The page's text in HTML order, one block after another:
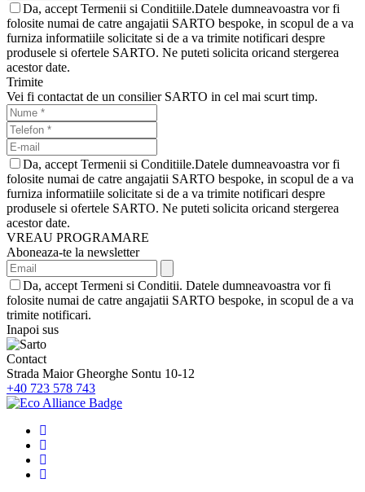
Da, accept Termenii si Conditiile.Datele dumneavoastra vor fi
folosite numai de catre angajatii SARTO bespoke, in scopul de a va
furniza informatiile solicitate si de a va trimite notificari despre
produsele si ofertele SARTO. Ne puteti solicita oricand stergerea
acestor date.
Trimite
Vei fi contactat de un consilier SARTO in cel mai scurt timp.
Da, accept Termenii si Conditiile.Datele dumneavoastra vor fi
folosite numai de catre angajatii SARTO bespoke, in scopul de a va
furniza informatiile solicitate si de a va trimite notificari despre
produsele si ofertele SARTO. Ne puteti solicita oricand stergerea
acestor date.
VREAU PROGRAMARE
Aboneaza-te la newsletter
Da, accept Termeni si Conditii. Datele dumneavoastra vor fi
folosite numai de catre angajatii SARTO bespoke, in scopul de a va
trimite notificari.
Inapoi sus
Contact
Strada Maior Gheorghe Sontu 10-12
+40 723 578 743